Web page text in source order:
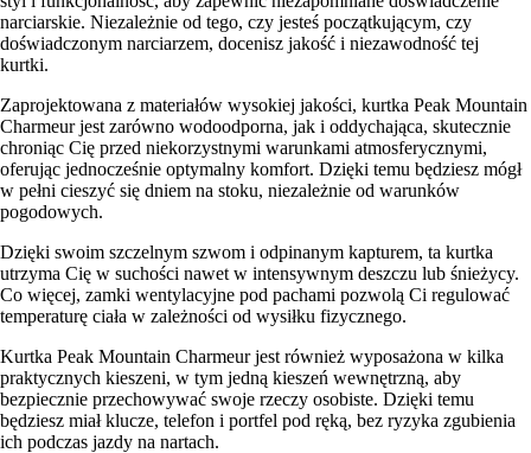
narciarskie. Niezależnie od tego, czy jesteś początkującym, czy
doświadczonym narciarzem, docenisz jakość i niezawodność tej
kurtki.
Zaprojektowana z materiałów wysokiej jakości, kurtka Peak Mountain
Charmeur jest zarówno wodoodporna, jak i oddychająca, skutecznie
chroniąc Cię przed niekorzystnymi warunkami atmosferycznymi,
oferując jednocześnie optymalny komfort. Dzięki temu będziesz mógł
w pełni cieszyć się dniem na stoku, niezależnie od warunków
pogodowych.
Dzięki swoim szczelnym szwom i odpinanym kapturem, ta kurtka
utrzyma Cię w suchości nawet w intensywnym deszczu lub śnieżycy.
Co więcej, zamki wentylacyjne pod pachami pozwolą Ci regulować
temperaturę ciała w zależności od wysiłku fizycznego.
Kurtka Peak Mountain Charmeur jest również wyposażona w kilka
praktycznych kieszeni, w tym jedną kieszeń wewnętrzną, aby
bezpiecznie przechowywać swoje rzeczy osobiste. Dzięki temu
będziesz miał klucze, telefon i portfel pod ręką, bez ryzyka zgubienia
ich podczas jazdy na nartach.